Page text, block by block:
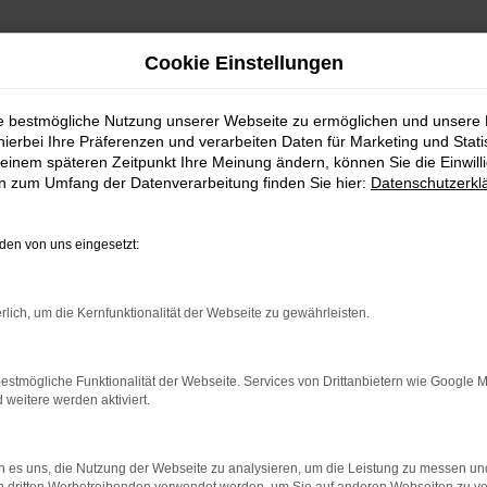
2 Möglichkeiten. Sehen Sie sich mit Klick auf „Unser
Probefahren. Oder Sie klicken auf den Button
können wir dann für Sie beschaffen. Wir freuen uns auf
Cookie Einstellungen
bestmögliche Nutzung unserer Webseite zu ermöglichen und unsere
Ihre Präferenzen und verarbeiten Daten für Marketing und
späteren Zeitpunkt Ihre Meinung ändern, können Sie die
zum Umfang der Datenverarbeitung finden Sie hier:
von uns eingesetzt:
um die Kernfunktionalität der Webseite zu gewährleisten.
Funktionalität der Webseite. Services von Drittanbietern wie Google
weitere werden aktiviert.
es uns, die Nutzung der Webseite zu analysieren, um die Leistung zu messen